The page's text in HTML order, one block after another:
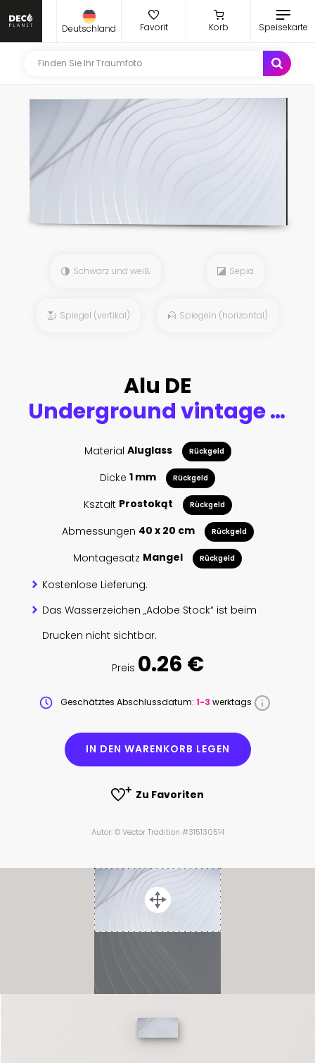
Deutschland Favorit Korb Speisekarte
Schwarz und weiß Sepia
Spiegel (vertikal) Spiegeln (horizontal)
Alu DE
Underground vintage tickets vector templates, subway train and electric railways. Underground transportation retro pass cards or trip coupons with cut lines. Isolated on white
Material Aluglass Rückgeld
Dicke 1 mm Rückgeld
Kształt Prostokąt Rückgeld
Abmessungen 40 x 20 cm Rückgeld
Montagesatz Mangel Rückgeld
Kostenlose Lieferung.
Das Wasserzeichen „Adobe Stock“ ist beim
Drucken nicht sichtbar.
Preis 0.26 €
Geschätztes Abschlussdatum: 1-3 werktags
IN DEN WARENKORB LEGEN
Zu Favoriten
Autor: © Vector Tradition #315130514